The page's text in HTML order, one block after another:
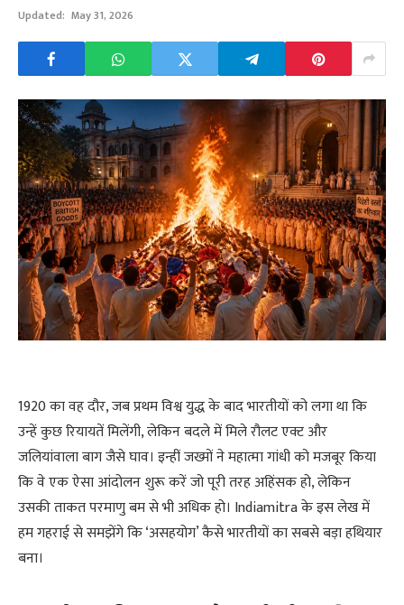
Updated: May 31, 2026
1920 का वह दौर, जब प्रथम विश्व युद्ध के बाद भारतीयों को लगा था कि
उन्हें कुछ रियायतें मिलेंगी, लेकिन बदले में मिले रौलट एक्ट और
जलियांवाला बाग जैसे घाव। इन्हीं जख्मों ने महात्मा गांधी को मजबूर किया
कि वे एक ऐसा आंदोलन शुरू करें जो पूरी तरह अहिंसक हो, लेकिन
उसकी ताकत परमाणु बम से भी अधिक हो। Indiamitra के इस लेख में
हम गहराई से समझेंगे कि ‘असहयोग’ कैसे भारतीयों का सबसे बड़ा हथियार
बना।